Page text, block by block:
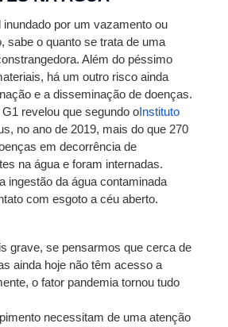
por um vazamento ou
sabe o quanto se trata de uma
Além do péssimo
há um outro risco ainda
e a disseminação de doenças.
revelou que segundo o Instituto
no ano de 2019, mais do que 270
em decorrência de
na água e foram internadas.
ingestão da água contaminada
com esgoto a céu aberto.
grave, se pensarmos que cerca de
ainda hoje não têm acesso a
o fator pandemia tornou tudo
necessitam de uma atenção